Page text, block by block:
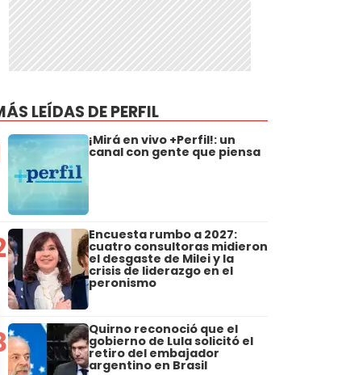
LEÍDAS DE PERFIL
¡Mirá en vivo +Perfil!: un
canal con gente que piensa
Encuesta rumbo a 2027:
cuatro consultoras midieron
el desgaste de Milei y la
crisis de liderazgo en el
peronismo
Quirno reconoció que el
gobierno de Lula solicitó el
retiro del embajador
argentino en Brasil